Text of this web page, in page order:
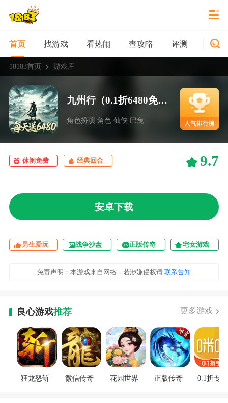
首页 找游戏 看热闹 查攻略 评测 新游
18183首页 游戏库
九州行（0.1折6480免费版）
角色扮演 角色 仙侠 巴兔
休闲免费 经典回合 9.7
安卓下载
男生爱玩 战争沙盘 正版传奇 宅女游戏
免责声明：本游戏来自网络，若涉嫌侵权请 联系告知
良心游戏推荐 更多游戏
狂龙怒斩 微信传奇 花园世界 正版传奇 0.1折专区